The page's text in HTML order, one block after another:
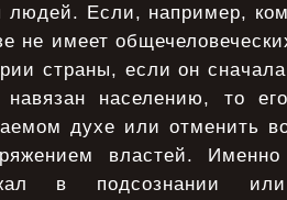
Если, например,
не имеет
страны, если он
навязан населению, то
духе или отменить
властей. Именно
в подсознании